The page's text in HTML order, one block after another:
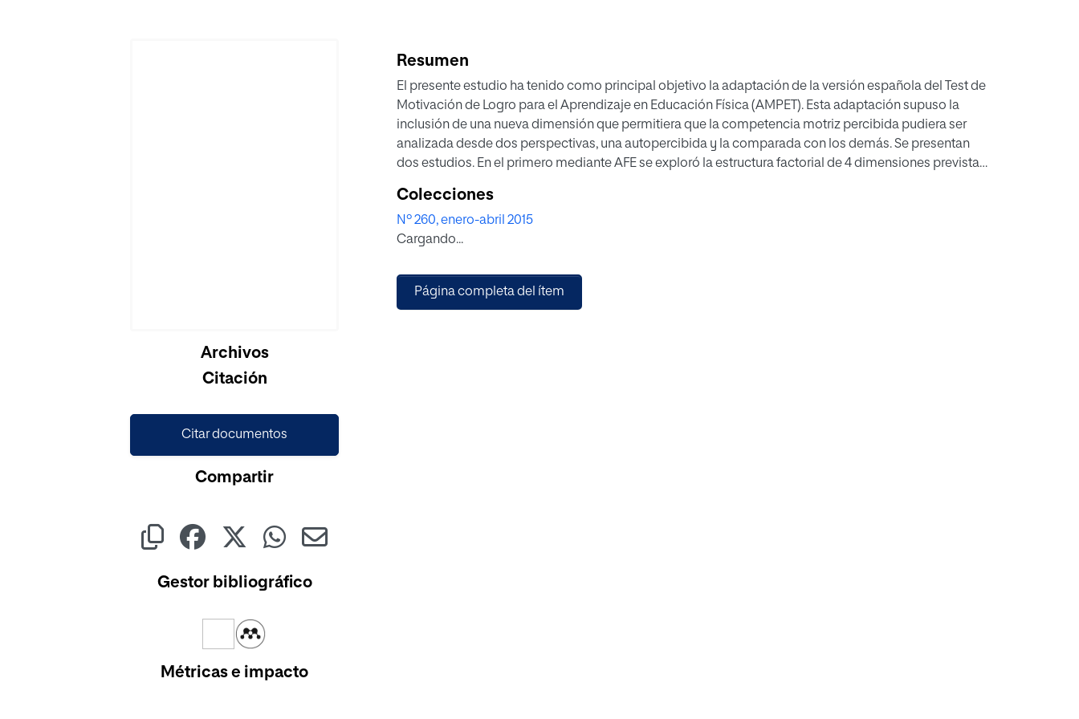
Archivos
Citación
Citar documentos
Compartir
Gestor bibliográfico
Métricas e impacto
Resumen
El presente estudio ha tenido como principal objetivo la adaptación de la versión española del Test de
Motivación de Logro para el Aprendizaje en Educación Física (AMPET). Esta adaptación supuso la
inclusión de una nueva dimensión que permitiera que la competencia motriz percibida pudiera ser
analizada desde dos perspectivas, una autopercibida y la comparada con los demás. Se presentan
dos estudios. En el primero mediante AFE se exploró la estructura factorial de 4 dimensiones prevista
factores, buen ajuste y coeficientes de fiabilidad iguales o superiores a .70 en cada una de las
dimensiones obtenidas.
Colecciones
Nº 260, enero-abril 2015
Cargando...
Página completa del ítem